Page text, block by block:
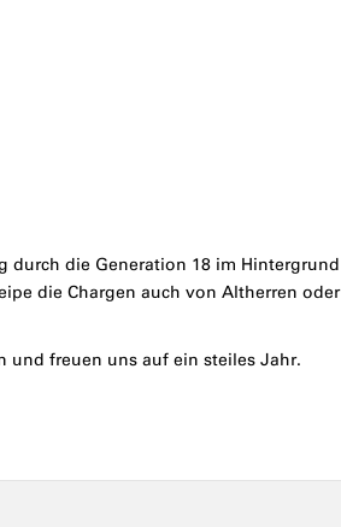
durch die Generation 18 im Hintergrund
die Chargen auch von Altherren oder
und freuen uns auf ein steiles Jahr.